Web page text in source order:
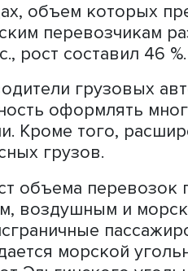
также
пропуска
года. Это
пункты
рост
объем